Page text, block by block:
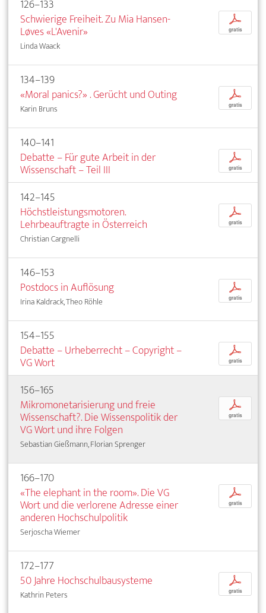
126–133
Schwierige Freiheit. Zu Mia Hansen-
Løves «L'Avenir»
Linda Waack
p
gratis
134–139
«Moral panics?» . Gerücht und Outing
Karin Bruns
p
gratis
140–141
Debatte – Für gute Arbeit in der
Wissenschaft – Teil III
p
gratis
142–145
Höchstleistungsmotoren.
Lehrbeauftragte in Österreich
Christian Cargnelli
p
gratis
146–153
Postdocs in Auflösung
Irina Kaldrack, Theo Röhle
p
gratis
154–155
Debatte – Urheberrecht – Copyright –
VG Wort
p
gratis
156–165
Mikromonetarisierung und freie
Wissenschaft?. Die Wissenspolitik der
VG Wort und ihre Folgen
Sebastian Gießmann, Florian Sprenger
p
gratis
166–170
«The elephant in the room». Die VG
Wort und die verlorene Adresse einer
anderen Hochschulpolitik
Serjoscha Wiemer
p
gratis
172–177
50 Jahre Hochschulbausysteme
Kathrin Peters
p
gratis